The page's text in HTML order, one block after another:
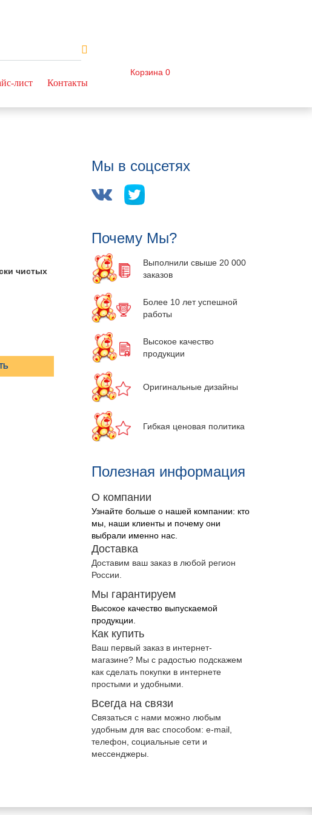
лист Контакты
Корзина 0
чистых
Мы в соцсетях
Почему Мы?
Выполнили свыше 20 000
заказов
Более 10 лет успешной
работы
Высокое качество
продукции
Оригинальные дизайны
Гибкая ценовая политика
Полезная информация
О компании
Узнайте больше о нашей компании: кто
мы, наши клиенты и почему они
выбрали именно нас.
Доставка
Доставим ваш заказ в любой регион
России.
Мы гарантируем
Высокое качество выпускаемой
продукции.
Как купить
Ваш первый заказ в интернет-
магазине? Мы с радостью подскажем
как сделать покупки в интернете
простыми и удобными.
Всегда на связи
Связаться с нами можно любым
удобным для вас способом: e-mail,
телефон, социальные сети и
мессенджеры.